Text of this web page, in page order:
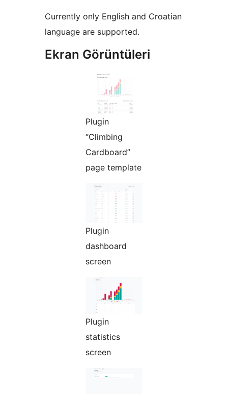
Currently only English and Croatian
language are supported.
Ekran Görüntüleri
Plugin
“Climbing
Cardboard”
page template
Plugin
dashboard
screen
Plugin
statistics
screen